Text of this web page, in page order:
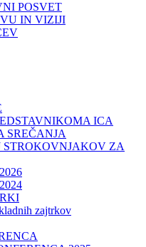
POSVET
IN VIZIJI
ICA
SREČANJA
STROKOVNJAKOV ZA
zajtrkov